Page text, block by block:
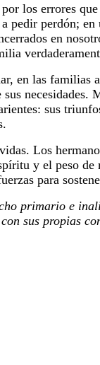
los errores
pedir perdón;
en
en las familias
necesidades.
sus
Los
y el peso
para
primario e
sus propias